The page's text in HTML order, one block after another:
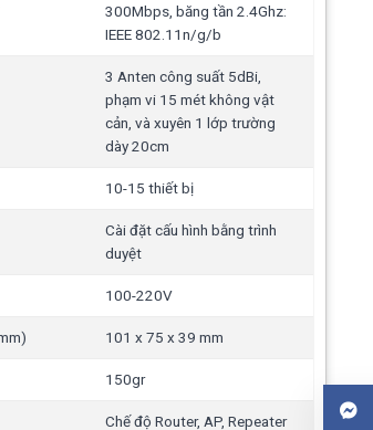
300Mbps, băng tần 2.4Ghz:
IEEE 802.11n/g/b
3 Anten công suất 5dBi,
phạm vi 15 mét không vật
cản, và xuyên 1 lớp trường
dày 20cm
10-15 thiết bị
Cài đặt cấu hình bằng trình
duyệt
100-220V
101 x 75 x 39 mm
150gr
Chế độ Router, AP, Repeater